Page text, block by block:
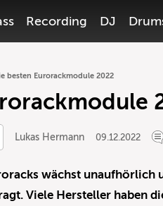
Recording DJ
besten Eurorackmodule 2022
Lukas Hermann 09.12.2022
wächst unaufhörlich
Viele Hersteller haben